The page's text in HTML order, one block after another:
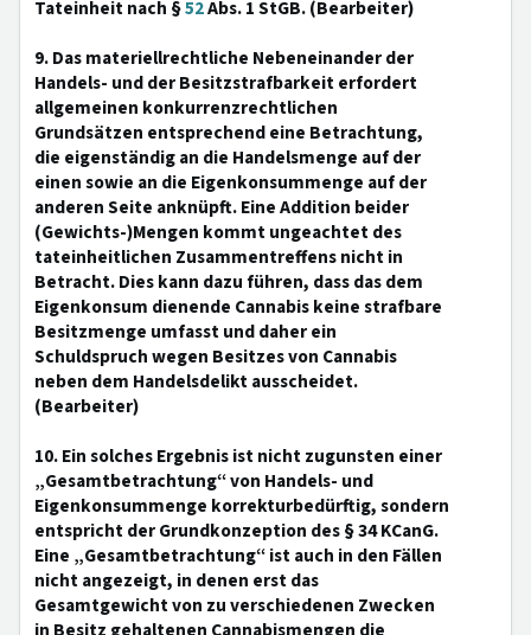
Tateinheit nach §52Abs. 1 StGB. (Bearbeiter)
9. Das materiellrechtliche Nebeneinander der
Handels- und der Besitzstrafbarkeit erfordert
allgemeinen konkurrenzrechtlichen
Grundsätzen entsprechend eine Betrachtung,
die eigenständig an die Handelsmenge auf der
einen sowie an die Eigenkonsummenge auf der
anderen Seite anknüpft. Eine Addition beider
(Gewichts-)Mengen kommt ungeachtet des
tateinheitlichen Zusammentreffens nicht in
Betracht. Dies kann dazu führen, dass das dem
Eigenkonsum dienende Cannabis keine strafbare
Besitzmenge umfasst und daher ein
Schuldspruch wegen Besitzes von Cannabis
neben dem Handelsdelikt ausscheidet.
(Bearbeiter)
10. Ein solches Ergebnis ist nicht zugunsten einer
„Gesamtbetrachtung“ von Handels- und
Eigenkonsummenge korrekturbedürftig, sondern
entspricht der Grundkonzeption des § 34 KCanG.
Eine „Gesamtbetrachtung“ ist auch in den Fällen
nicht angezeigt, in denen erst das
Gesamtgewicht von zu verschiedenen Zwecken